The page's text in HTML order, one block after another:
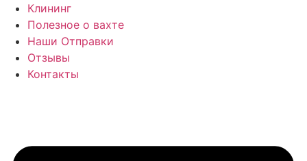
Клининг
Полезное о вахте
Наши Отправки
Отзывы
Контакты